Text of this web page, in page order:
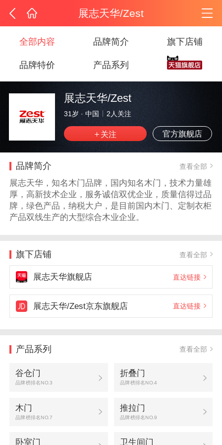
展志天华/Zest
全部内容 品牌简介 旗下店铺
品牌特价 产品系列
展志天华/Zest
31岁 · 中国 2 人关注
官方旗舰店
品牌简介 查看全部
展志天华，知名木门品牌，国内知名木门，技术力量雄
厚，高新技术企业，服务诚信双优企业，质量信得过品
牌，绿色产品，纳税大户，是目前国内木门、定制衣柜
产品双线生产的大型综合木业企业。
旗下店铺 查看全部
展志天华旗舰店 直达链接
展志天华/Zest京东旗舰店 直达链接
产品系列 查看全部
谷仓门
品牌榜排名NO.3
折叠门
品牌榜排名NO.4
木门
品牌榜排名NO.7
推拉门
品牌榜排名NO.9
卧室门 卫生间门